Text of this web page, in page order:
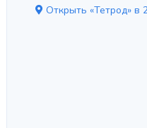
Открыть «Тетрод» в